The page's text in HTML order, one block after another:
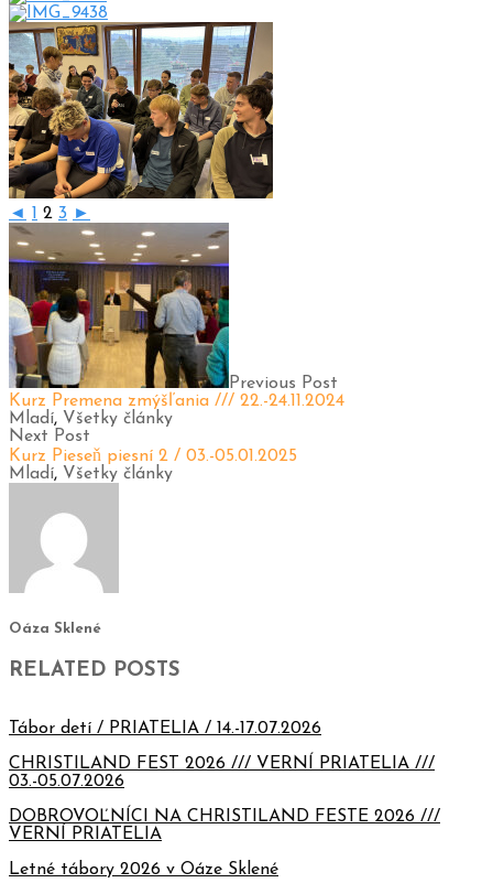
◄ 1 2 3 ►
Previous Post
Kurz Premena zmýšľania /// 22.-24.11.2024
Mladí, Všetky články
Next Post
Kurz Pieseň piesní 2 / 03.-05.01.2025
Mladí, Všetky články
Oáza Sklené
RELATED POSTS
Tábor detí / PRIATELIA / 14.-17.07.2026
CHRISTILAND FEST 2026 /// VERNÍ PRIATELIA ///
03.-05.07.2026
DOBROVOĽNÍCI NA CHRISTILAND FESTE 2026 ///
VERNÍ PRIATELIA
Letné tábory 2026 v Oáze Sklené